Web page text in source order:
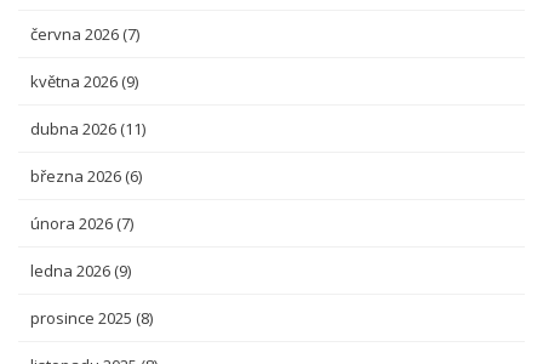
června 2026 (7)
května 2026 (9)
dubna 2026 (11)
března 2026 (6)
února 2026 (7)
ledna 2026 (9)
prosince 2025 (8)